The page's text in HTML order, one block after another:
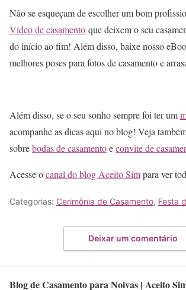
Não se esqueçam de escolher um bom
Vídeo de casamento que deixem o seu
do início ao fim! Além disso, baixe nosso
melhores poses para fotos de casamento e
Além disso, se o seu sonho sempre foi ter um
acompanhe as dicas aqui no blog! Veja
sobrebodas de casamentoeconvite de
Acesse ocanal do blog Aceito Simpara ver
Categorias: Cerimônia de Casamento, Festa
Deixar um comentário
Blog de Casamento para Noivas | Aceito